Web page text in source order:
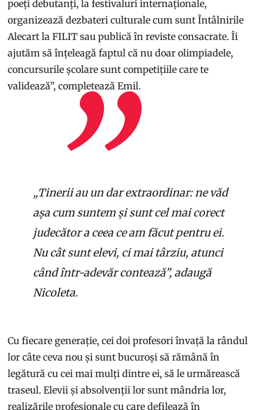
poeți debutanți, la festivaluri internaționale,
organizează dezbateri culturale cum sunt Întâlnirile
Alecart la FILIT sau publică în reviste consacrate. Îi
ajutăm să înțeleagă faptul că nu doar olimpiadele,
concursurile școlare sunt competițiile care te
validează”, completează Emil.
„Tinerii au un dar extraordinar: ne văd
așa cum suntem și sunt cel mai corect
judecător a ceea ce am făcut pentru ei.
Nu cât sunt elevi, ci mai târziu, atunci
când într-adevăr contează”, adaugă
Nicoleta.
Cu fiecare generație, cei doi profesori învață la rândul
lor câte ceva nou și sunt bucuroși să rămână în
legătură cu cei mai mulți dintre ei, să le urmărească
traseul. Elevii și absolvenții lor sunt mândria lor,
realizările profesionale cu care defilează în